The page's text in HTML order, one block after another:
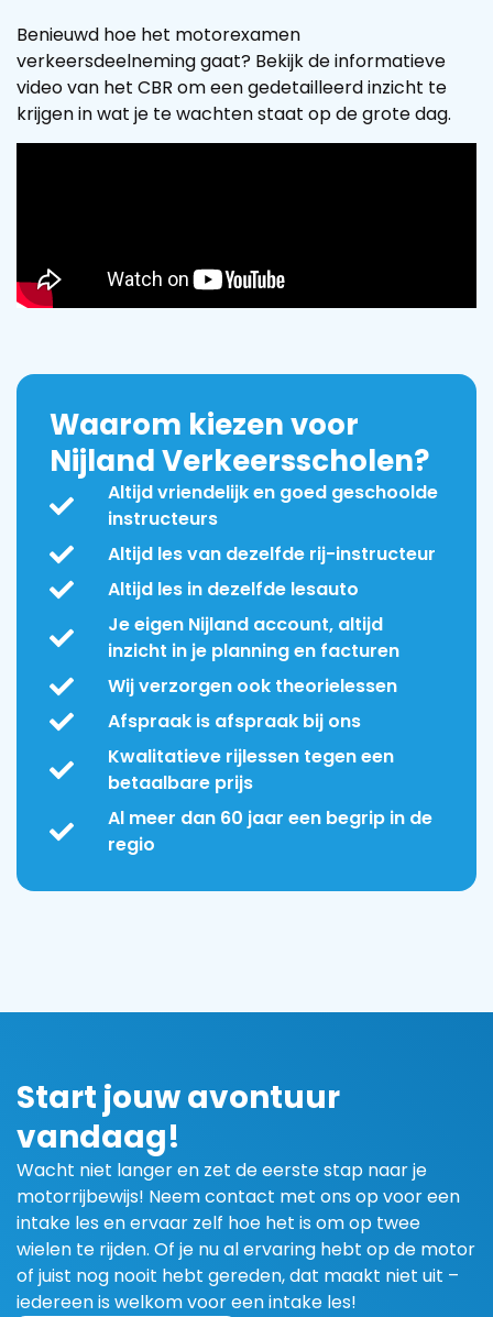
Benieuwd hoe het motorexamen
verkeersdeelneming gaat? Bekijk de informatieve
video van het CBR om een gedetailleerd inzicht te
krijgen in wat je te wachten staat op de grote dag.
Waarom kiezen voor
Nijland Verkeersscholen?
Altijd vriendelijk en goed geschoolde
instructeurs
Altijd les van dezelfde rij-instructeur
Altijd les in dezelfde lesauto
Je eigen Nijland account, altijd
inzicht in je planning en facturen
Wij verzorgen ook theorielessen
Afspraak is afspraak bij ons
Kwalitatieve rijlessen tegen een
betaalbare prijs
Al meer dan 60 jaar een begrip in de
regio
Start jouw avontuur
vandaag!
Wacht niet langer en zet de eerste stap naar je
motorrijbewijs! Neem contact met ons op voor een
intake les en ervaar zelf hoe het is om op twee
wielen te rijden. Of je nu al ervaring hebt op de motor
of juist nog nooit hebt gereden, dat maakt niet uit –
iedereen is welkom voor een intake les!